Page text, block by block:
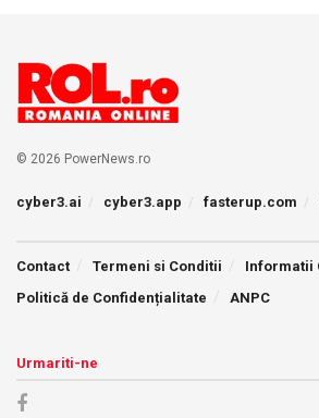
© 2026 PowerNews.ro
cyber3.ai cyber3.app fasterup.com
Contact Termeni si Conditii
Informatii
Politică de Confidențialitate
ANPC
Urmariti-ne